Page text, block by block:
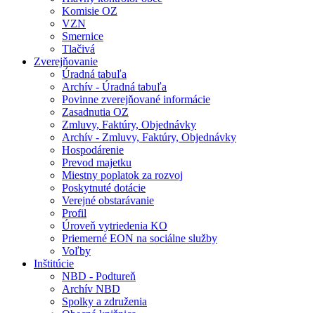
Komisie OZ
VZN
Smernice
Tlačivá
Zverejňovanie
Úradná tabuľa
Archív - Úradná tabuľa
Povinne zverejňované informácie
Zasadnutia OZ
Zmluvy, Faktúry, Objednávky
Archív - Zmluvy, Faktúry, Objednávky
Hospodárenie
Prevod majetku
Miestny poplatok za rozvoj
Poskytnuté dotácie
Verejné obstarávanie
Profil
Úroveň vytriedenia KO
Priemerné EON na sociálne služby
Voľby
Inštitúcie
NBD - Podtureň
Archív NBD
Spolky a združenia